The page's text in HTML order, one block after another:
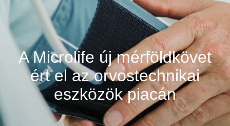
Technológia
Blog
Microlife
A Microlife új mérföldkövet
ért el az orvostechnikai
eszközök piacán